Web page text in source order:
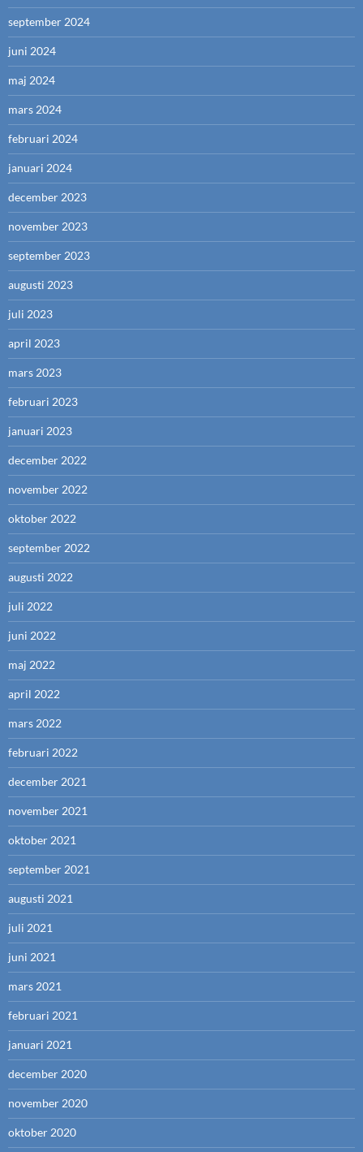
september 2024
juni 2024
maj 2024
mars 2024
februari 2024
januari 2024
december 2023
november 2023
september 2023
augusti 2023
juli 2023
april 2023
mars 2023
februari 2023
januari 2023
december 2022
november 2022
oktober 2022
september 2022
augusti 2022
juli 2022
juni 2022
maj 2022
april 2022
mars 2022
februari 2022
december 2021
november 2021
oktober 2021
september 2021
augusti 2021
juli 2021
juni 2021
mars 2021
februari 2021
januari 2021
december 2020
november 2020
oktober 2020